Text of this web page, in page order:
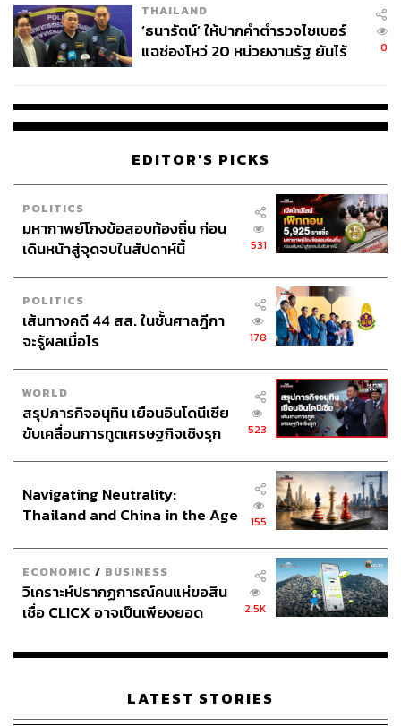
THAILAND
‘ธนารัตน์’ ให้ปากคำตำรวจไซเบอร์
แฉช่องโหว่ 20 หน่วยงานรัฐ ยันไร้
0
EDITOR'S PICKS
POLITICS
มหากาพย์โกงข้อสอบท้องถิ่น ก่อน
เดินหน้าสู่จุดจบในสัปดาห์นี้
531
POLITICS
เส้นทางคดี 44 สส. ในชั้นศาลฎีกา
จะรู้ผลเมื่อไร
178
WORLD
สรุปภารกิจอนุทิน เยือนอินโดนีเซีย
ขับเคลื่อนการทูตเศรษฐกิจเชิงรุก
523
Navigating Neutrality:
Thailand and China in the Age
155
ECONOMIC / BUSINESS
วิเคราะห์ปรากฏการณ์คนแห่ขอสิน
เชื่อ CLICX อาจเป็นเพียงยอด
เรือนไทยที่ถูกซุกไว้
2.5K
LATEST STORIES